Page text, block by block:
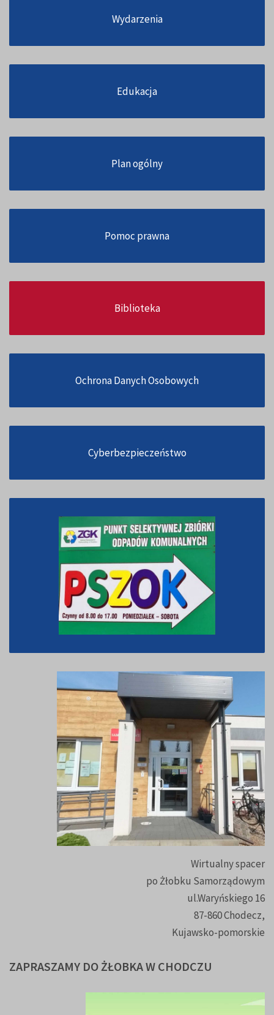
Wydarzenia
Edukacja
Plan ogólny
Pomoc prawna
Biblioteka
Ochrona Danych Osobowych
Cyberbezpieczeństwo
Wirtualny spacer
po Żłobku Samorządowym
ul.Waryńskiego 16
87-860 Chodecz,
Kujawsko-pomorskie
ZAPRASZAMY DO ŻŁOBKAW CHODCZU